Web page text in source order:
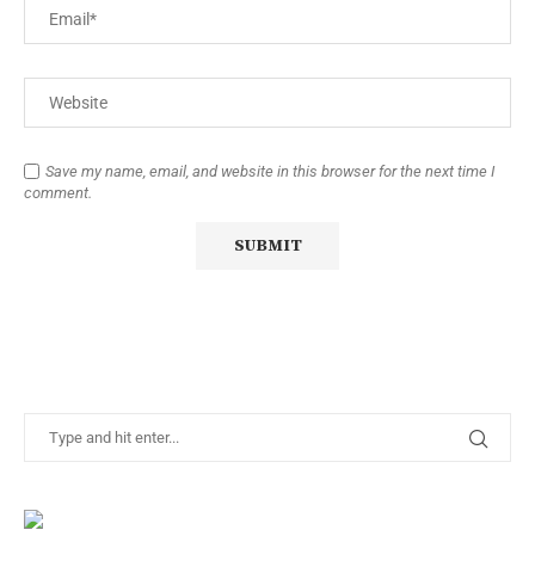
Save my name, email, and website in this browser for the next time I
comment.